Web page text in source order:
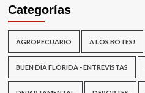
Categorías
AGROPECUARIO A LOS BOTES!
BUEN DÍA FLORIDA - ENTREVISTAS